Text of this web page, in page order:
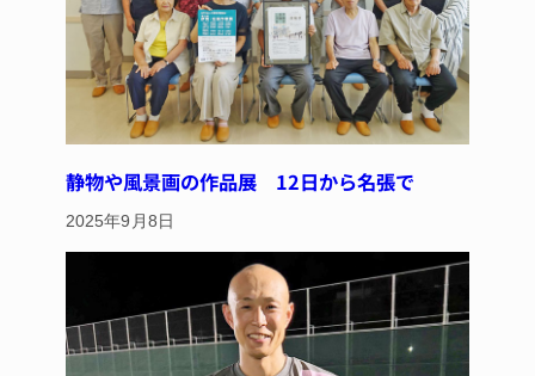
静物や風景画の作品展 12日から名張で
2025年9月8日